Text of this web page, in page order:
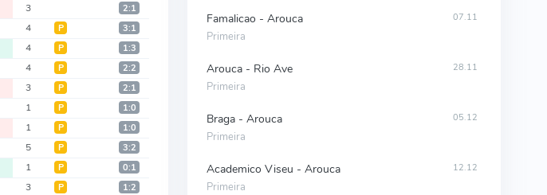
3 2:1
4 Р 3:1
4 Р 1:3
4 Р 2:2
3 Р 2:1
1 Р 1:0
1 Р 1:0
5 Р 3:2
1 Р 0:1
3 Р 1:2
Famalicao - Arouca
Primeira
07.11
Arouca - Rio Ave
Primeira
28.11
Braga - Arouca
Primeira
05.12
Academico Viseu - Arouca
Primeira
12.12